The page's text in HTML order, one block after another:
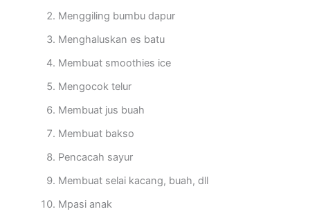
Menggiling bumbu dapur
Menghaluskan es batu
Membuat smoothies ice
Mengocok telur
Membuat jus buah
Membuat bakso
Pencacah sayur
Membuat selai kacang, buah, dll
Mpasi anak